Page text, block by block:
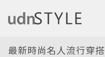
最新時尚名人流行穿搭